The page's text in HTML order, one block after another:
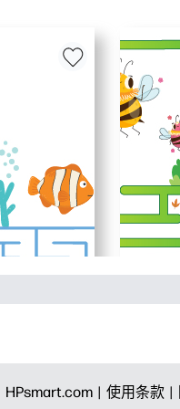
HPsmart.com | 使用条款 |